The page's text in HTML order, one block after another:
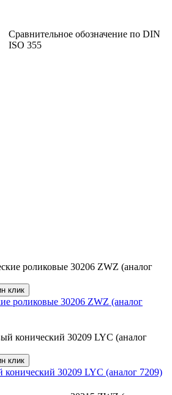
Сравнительное обозначение по DIN
ISO 355
клик
роликовые 30206 ZWZ (аналог
клик
30209 LYC (аналог 7209)